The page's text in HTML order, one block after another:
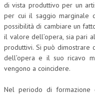
di vista produttivo per un
per cui il saggio marginale
possibilità di cambiare un
il valore dell’opera, sia pari
produttivi. Si può dimostrare
dell’opera e il suo ricavo
vengono a coincidere.
Nel periodo di formazione